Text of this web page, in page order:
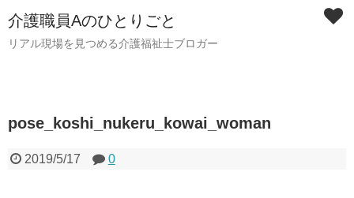
介護職員Aのひとりごと
リアル現場を見つめる介護福祉士ブロガー
pose_koshi_nukeru_kowai_woman
2019/5/17 0